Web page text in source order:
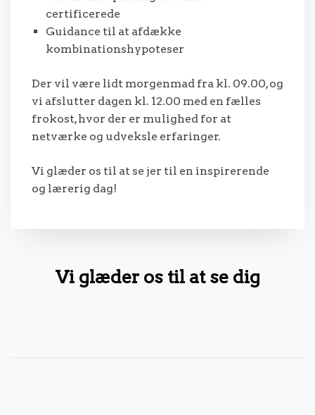
certificerede
Guidance til at afdække
kombinationshypoteser
Der vil være lidt morgenmad fra kl. 09.00, og
vi afslutter dagen kl. 12.00 med en fælles
frokost, hvor der er mulighed for at
netværke og udveksle erfaringer.
Vi glæder os til at se jer til en inspirerende
og lærerig dag!
Vi glæder os til at se dig